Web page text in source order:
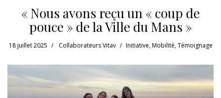
« Nous avons reçu un « coup de
pouce » de la Ville du Mans »
18 juillet 2025 Collaborateurs Vitav Initiative,Mobilité,Témoignage